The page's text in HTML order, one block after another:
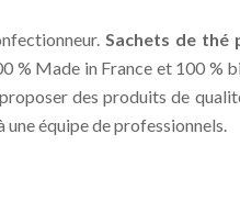
Sachets de thé
% Made in France et 100 %
des produits de
équipe de professionnels.